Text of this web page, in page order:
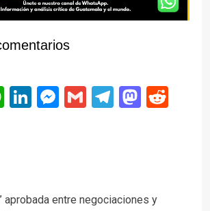
WhatsApp
LinkedIn
Messenger
GmailTelegram
aprobada entre negociaciones y